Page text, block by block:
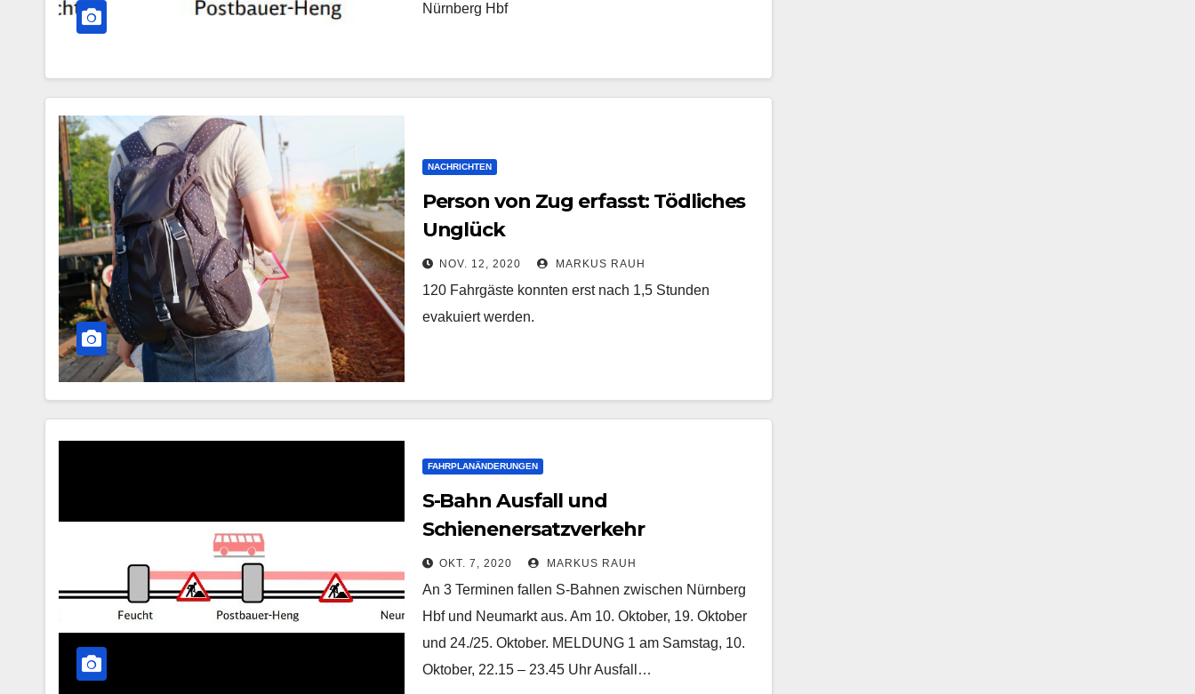
Nürnberg Hbf
NACHRICHTEN
Person von Zug erfasst: Tödliches
Unglück
NOV. 12, 2020 MARKUS RAUH
120 Fahrgäste konnten erst nach 1,5 Stunden
evakuiert werden.
FAHRPLANÄNDERUNGEN
S-Bahn Ausfall und
Schienenersatzverkehr
OKT. 7, 2020 MARKUS RAUH
An 3 Terminen fallen S-Bahnen zwischen Nürnberg
Hbf und Neumarkt aus. Am 10. Oktober, 19. Oktober
und 24./25. Oktober. MELDUNG 1 am Samstag, 10.
Oktober, 22.15 – 23.45 Uhr Ausfall…